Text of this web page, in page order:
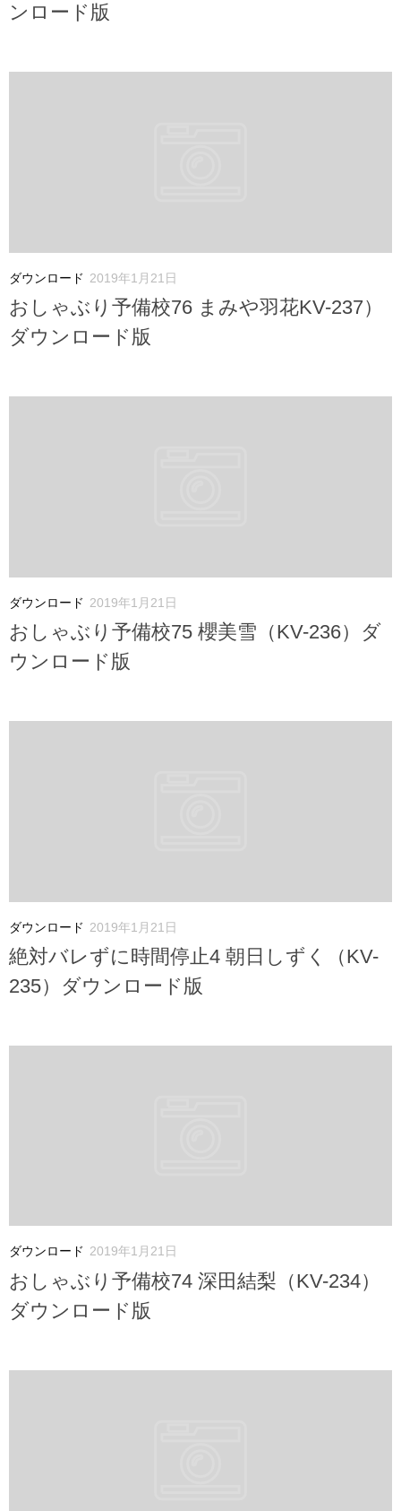
ンロード版
ダウンロード 2019年1月21日
おしゃぶり予備校76 まみや羽花KV-237）
ダウンロード版
ダウンロード 2019年1月21日
おしゃぶり予備校75 櫻美雪（KV-236）ダ
ウンロード版
ダウンロード 2019年1月21日
絶対バレずに時間停止4 朝日しずく（KV-
235）ダウンロード版
ダウンロード 2019年1月21日
おしゃぶり予備校74 深田結梨（KV-234）
ダウンロード版